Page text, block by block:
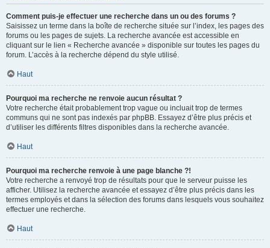
Comment puis-je effectuer une recherche dans un ou des forums ?
Saisissez un terme dans la boîte de recherche située sur l’index, les pages des
forums ou les pages de sujets. La recherche avancée est accessible en
cliquant sur le lien « Recherche avancée » disponible sur toutes les pages du
forum. L’accès à la recherche dépend du style utilisé.
Haut
Pourquoi ma recherche ne renvoie aucun résultat ?
Votre recherche était probablement trop vague ou incluait trop de termes
communs qui ne sont pas indexés par phpBB. Essayez d’être plus précis et
d’utiliser les différents filtres disponibles dans la recherche avancée.
Haut
Pourquoi ma recherche renvoie à une page blanche ?!
Votre recherche a renvoyé trop de résultats pour que le serveur puisse les
afficher. Utilisez la recherche avancée et essayez d’être plus précis dans les
termes employés et dans la sélection des forums dans lesquels vous souhaitez
effectuer une recherche.
Haut